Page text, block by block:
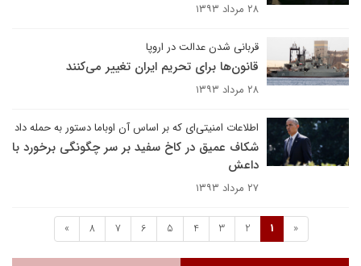
۲۸ مرداد ۱۳۹۳
قربانی شدن عدالت در اروپا
قانون‌ها برای تحریم ایران تغییر می‌کنند
۲۸ مرداد ۱۳۹۳
اطلاعات امنیتی‌ای که بر اساس آن اوباما دستور به حمله داد
شکاف عمیق در کاخ سفید بر سر چگونگی برخورد با
داعش
۲۷ مرداد ۱۳۹۳
«
1
2
3
4
5
6
7
8
»